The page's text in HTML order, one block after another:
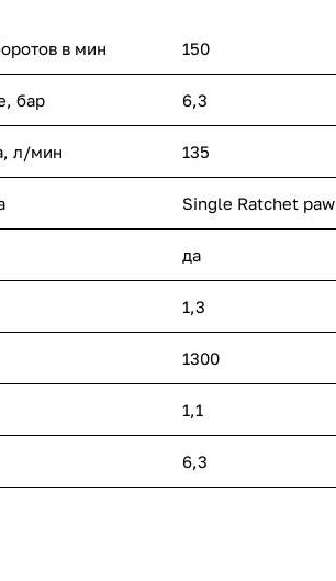
в мин 150
бар 6,3
л/мин 135
Single Ratchet paw
да
1,3
1300
1,1
6,3